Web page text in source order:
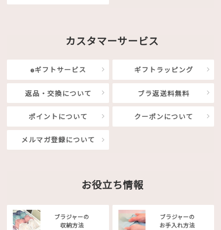
カスタマーサービス
eギフトサービス ギフトラッピング
返品・交換について ブラ返送料無料
ポイントについて クーポンについて
メルマガ登録について
お役立ち情報
ブラジャーの
収納方法
ブラジャーの
お手入れ方法